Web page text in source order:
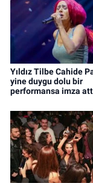
Yıldız Tilbe Cahide
yine duygu dolu bir
performansa imza